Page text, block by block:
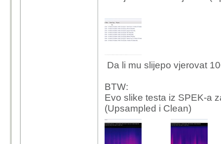
Da li mu slijepo vjerovat
BTW:
Evo slike testa iz SPEK-a
(Upsampled i Clean)